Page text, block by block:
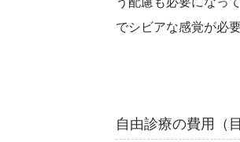
でシビアな感覚が必
自由診療の費用（